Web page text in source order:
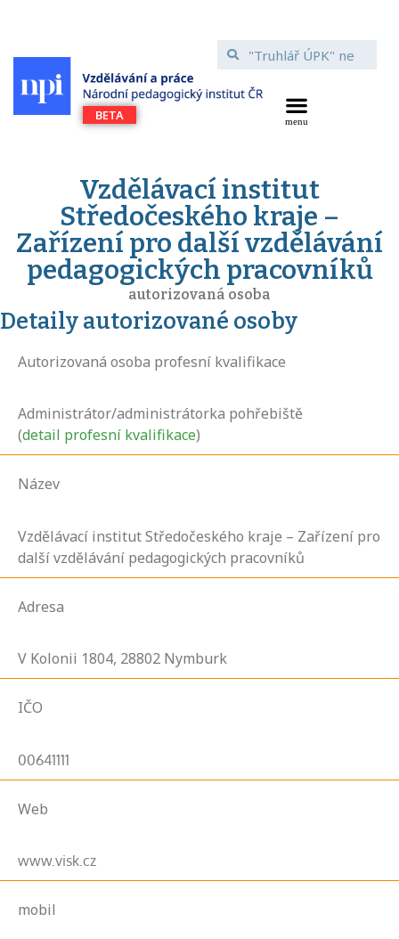
Vzdělávací institut
Středočeského kraje –
Zařízení pro další vzdělávání
pedagogických pracovníků
autorizovaná osoba
Detaily autorizované osoby
Autorizovaná osoba profesní kvalifikace
Administrátor/administrátorka pohřebiště
(detail profesní kvalifikace)
Název
Vzdělávací institut Středočeského kraje – Zařízení pro
další vzdělávání pedagogických pracovníků
Adresa
V Kolonii 1804, 28802 Nymburk
IČO
00641111
Web
www.visk.cz
mobil